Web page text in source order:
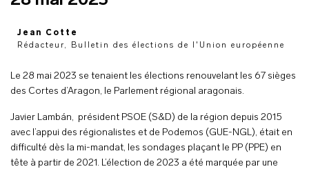
Jean Cotte
Rédacteur, Bulletin des élections de l'Union européenne
Le 28 mai 2023 se tenaient les élections renouvelant les 67 sièges
des Cortes d’Aragon, le Parlement régional aragonais.
Javier Lambán, président PSOE (S&D) de la région depuis 2015
avec l’appui des régionalistes et de Podemos (GUE-NGL), était en
difficulté dès la mi-mandat, les sondages plaçant le PP (PPE) en
tête à partir de 2021. L’élection de 2023 a été marquée par une